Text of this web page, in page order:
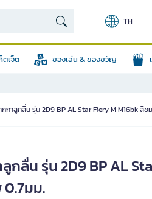
TH
ตเจ็ต ของเล่น & ของขวัญ
กกาลูกลื่น รุ่น 2D9 BP AL Star Fiery M M16bk สี
กลื่น รุ่น 2D9 BP AL
0.7มม.